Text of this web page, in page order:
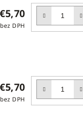
€5,70
DPH
€5,70
DPH